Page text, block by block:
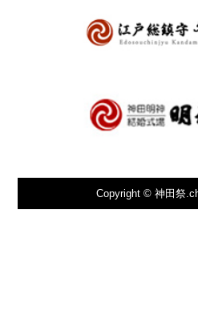
Copyright © 神田祭